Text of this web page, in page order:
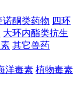
诺酮类药物 四环
大环内酯类抗生
其它兽药
洋毒素 植物毒素